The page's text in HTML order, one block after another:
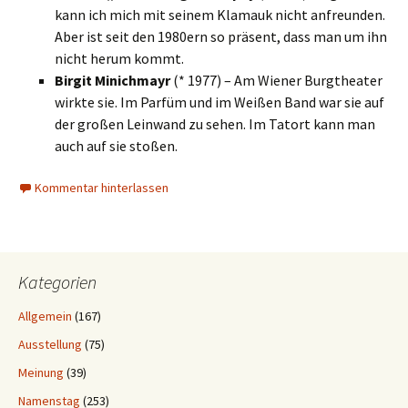
kann ich mich mit seinem Klamauk nicht anfreunden.
Aber ist seit den 1980ern so präsent, dass man um ihn
nicht herum kommt.
Birgit Minichmayr(* 1977) – Am Wiener Burgtheater
wirkte sie. Im Parfüm und im Weißen Band war sie auf
der großen Leinwand zu sehen. Im Tatort kann man
auch auf sie stoßen.
Kommentar hinterlassen
Kategorien
Allgemein (167)
Ausstellung (75)
Meinung (39)
Namenstag (253)